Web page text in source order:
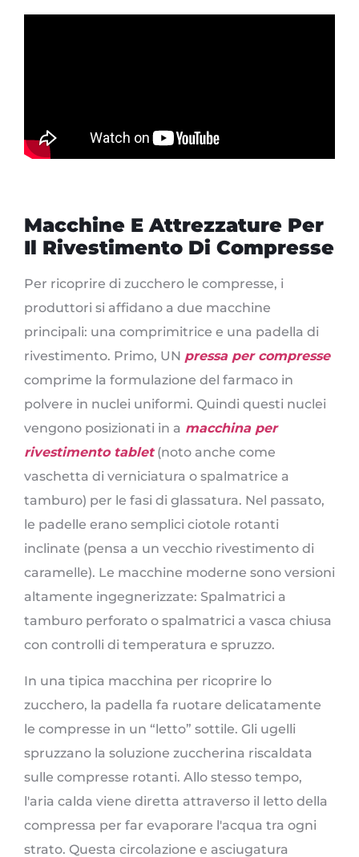
Macchine E Attrezzature Per
Il Rivestimento Di Compresse
Per ricoprire di zucchero le compresse, i
produttori si affidano a due macchine
principali: una comprimitrice e una padella di
rivestimento. Primo, UN pressa per compresse
comprime la formulazione del farmaco in
polvere in nuclei uniformi. Quindi questi nuclei
vengono posizionati in a macchina per
rivestimento tablet(noto anche come
vaschetta di verniciatura o spalmatrice a
tamburo) per le fasi di glassatura. Nel passato,
le padelle erano semplici ciotole rotanti
inclinate (pensa a un vecchio rivestimento di
caramelle). Le macchine moderne sono versioni
altamente ingegnerizzate: Spalmatrici a
tamburo perforato o spalmatrici a vasca chiusa
con controlli di temperatura e spruzzo.
In una tipica macchina per ricoprire lo
zucchero, la padella fa ruotare delicatamente
le compresse in un “letto” sottile. Gli ugelli
spruzzano la soluzione zuccherina riscaldata
sulle compresse rotanti. Allo stesso tempo,
l'aria calda viene diretta attraverso il letto della
compressa per far evaporare l'acqua tra ogni
strato. Questa circolazione e asciugatura